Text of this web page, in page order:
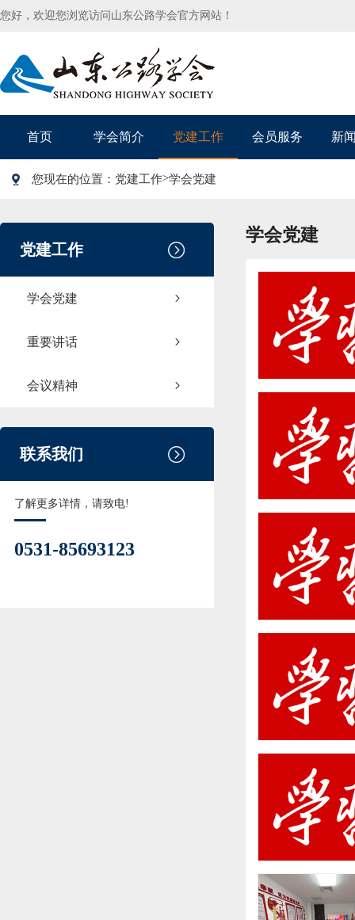
您好，欢迎您浏览访问山东公路学会官方网站！
首页 学会简介 党建工作 会员服务 新
您现在的位置： 党建工作>学会党建
党建工作
学会党建
重要讲话
会议精神
联系我们
了解更多详情，请致电!
0531-85693123
学会党建